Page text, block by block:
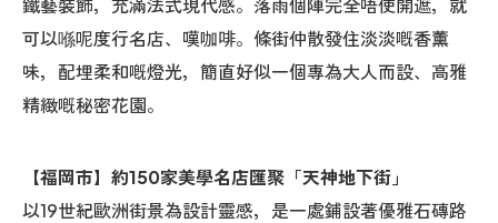
鐵藝裝飾，充滿法式現代感。落雨個陣完全唔使開遮，就
可以喺呢度行名店、嘆咖啡。條街仲散發住淡淡嘅香薰
味，配埋柔和嘅燈光，簡直好似一個專為大人而設、高雅
精緻嘅秘密花園。
【福岡市】約150家美學名店匯聚「天神地下街」
以19世紀歐洲街景為設計靈感，是一處鋪設著優雅石磚路